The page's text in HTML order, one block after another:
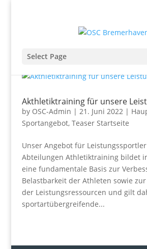
Select Page
Akthletiktraining für unsere
by OSC-Admin | 21. Juni 2022|
Sportangebot, Teaser Startseite
Unser Angebot für
Abteilungen Athletiktraining bildet
eine fundamentale Basis zur
Belastbarkeit der Athleten sowie
der Leistungsressourcen und gilt
sportartübergreifende...